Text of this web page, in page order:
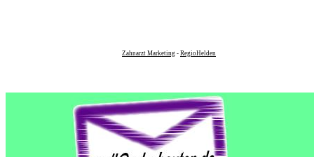
Zahnarzt Marketing - RegioHelden